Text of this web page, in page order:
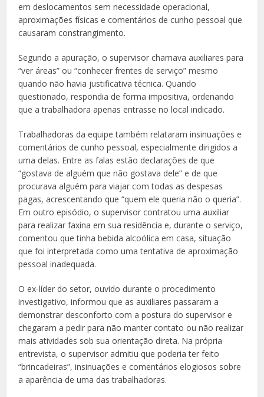
em deslocamentos sem necessidade operacional,
aproximações físicas e comentários de cunho pessoal que
causaram constrangimento.
Segundo a apuração, o supervisor chamava auxiliares para
“ver áreas” ou “conhecer frentes de serviço” mesmo
quando não havia justificativa técnica. Quando
questionado, respondia de forma impositiva, ordenando
que a trabalhadora apenas entrasse no local indicado.
Trabalhadoras da equipe também relataram insinuações e
comentários de cunho pessoal, especialmente dirigidos a
uma delas. Entre as falas estão declarações de que
“gostava de alguém que não gostava dele” e de que
procurava alguém para viajar com todas as despesas
pagas, acrescentando que “quem ele queria não o queria”.
Em outro episódio, o supervisor contratou uma auxiliar
para realizar faxina em sua residência e, durante o serviço,
comentou que tinha bebida alcoólica em casa, situação
que foi interpretada como uma tentativa de aproximação
pessoal inadequada.
O ex-líder do setor, ouvido durante o procedimento
investigativo, informou que as auxiliares passaram a
demonstrar desconforto com a postura do supervisor e
chegaram a pedir para não manter contato ou não realizar
mais atividades sob sua orientação direta. Na própria
entrevista, o supervisor admitiu que poderia ter feito
“brincadeiras”, insinuações e comentários elogiosos sobre
a aparência de uma das trabalhadoras.